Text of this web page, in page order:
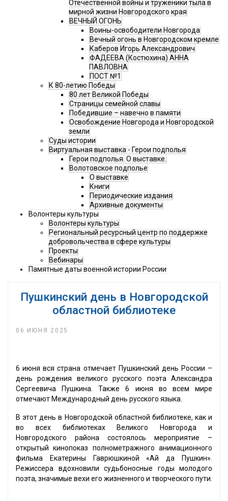
Отечественной войны и труженики тыла в
мирной жизни Новгородского края
ВЕЧНЫЙ ОГОНЬ
Воины-освободители Новгорода
Вечный огонь в Новгородском кремле
Каберов Игорь Александрович
ФАДЕЕВА (Костюхина) АННА
ПАВЛОВНА
ПОСТ №1
К 80-летию Победы
80 лет Великой Победы
Страницы семейной славы
Победившие – навечно в памяти
Освобождение Новгорода и Новгородской
земли
Суды истории
Виртуальная выставка - Герои подполья
Герои подполья. О выставке.
Волотовское подполье
О выставке
Книги
Периодические издания
Архивные документы
Волонтеры культуры
Волонтеры культуры
Региональный ресурсный центр по поддержке
добровольчества в сфере культуры
Проекты
Вебинары
Памятные даты военной истории России
Пушкинский день в Новгородской
областной библиотеке
06 ИЮНЯ 2025
6 июня вся страна отмечает Пушкинский день России –
день рождения великого русского поэта Александра
Сергеевича Пушкина. Также 6 июня во всем мире
отмечают Международный день русского языка.
В этот день в Новгородской областной библиотеке, как и
во всех библиотеках Великого Новгорода и
Новгородского района состоялось мероприятие –
открытый кинопоказ полнометражного анимационного
фильма Екатерины Гаврюшкиной «Ай да Пушкин».
Режиссера вдохновили судьбоносные годы молодого
поэта, значимые вехи его жизненного и творческого пути.